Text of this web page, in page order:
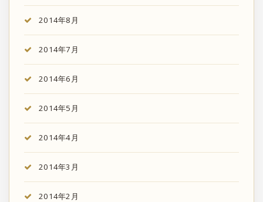
2014年8月
2014年7月
2014年6月
2014年5月
2014年4月
2014年3月
2014年2月